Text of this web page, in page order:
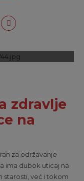
zdravlje
na
za održavanje
ima dubok uticaj na
starosti, već i tokom